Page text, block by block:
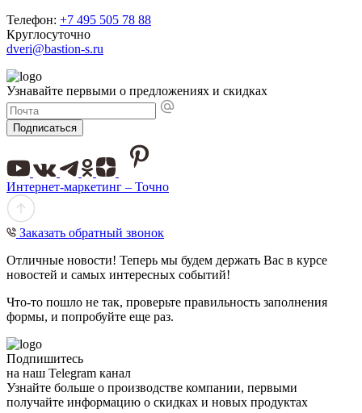
Телефон: +7 495 505 78 88
Круглосуточно
dveri@bastion-s.ru
Узнавайте первыми о предложениях и скидках
Подписаться
Интернет-маркетинг – Точно
Заказать обратный звонок
Отличные новости! Теперь мы будем держать Вас в курсе
новостей и самых интересных событий!
Что-то пошло не так, проверьте правильность заполнения
формы, и попробуйте еще раз.
Подпишитесь
на наш Telegram канал
Узнайте больше о производстве компании, первыми
получайте информацию о скидках и новых продуктах